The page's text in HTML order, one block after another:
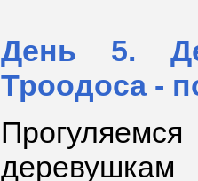
День 5.
Троодоса -